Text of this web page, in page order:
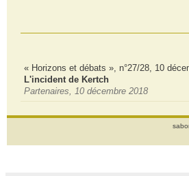
« Horizons et débats », n°27/28, 10
L'incident de Kertch
Partenaires, 10 décembre 2018